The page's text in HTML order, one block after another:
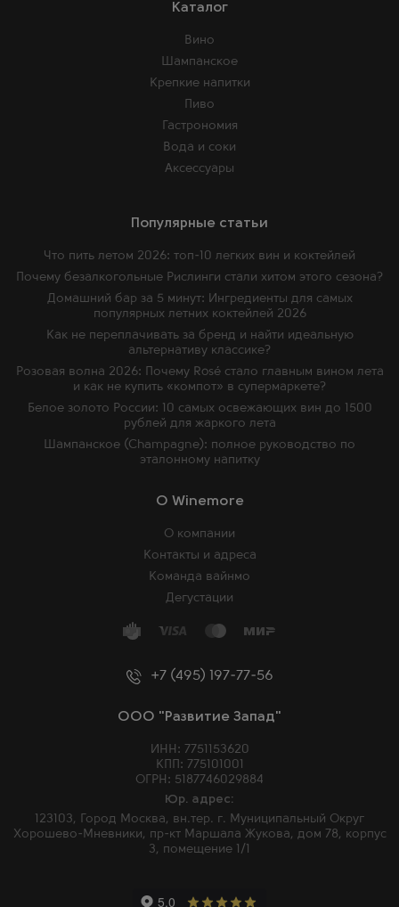
+7 (495) 197-77-56
ООО "Развитие Запад"
ИНН: 7751153620
КПП: 775101001
ОГРН: 5187746029884
Юр. адрес:
123103, Город Москва, вн.тер. г. Муниципальный Округ
Хорошево-Мневники, пр-кт Маршала Жукова, дом 78, корпус
3, помещение 1/1
O Winemore
О компании
Контакты и адреса
Команда вайнмо
Дегустации
Каталог
Вино
Шампанское
Крепкие напитки
Пиво
Гастрономия
Вода и соки
Аксессуары
Популярные статьи
Что пить летом 2026: топ-10 легких вин и коктейлей
Почему безалкогольные Рислинги стали хитом этого сезона?
Домашний бар за 5 минут: Ингредиенты для самых
популярных летних коктейлей 2026
Как не переплачивать за бренд и найти идеальную
альтернативу классике?
Розовая волна 2026: Почему Rosé стало главным вином лета
и как не купить «компот» в супермаркете?
Белое золото России: 10 самых освежающих вин до 1500
рублей для жаркого лета
Шампанское (Champagne): полное руководство по
эталонному напитку